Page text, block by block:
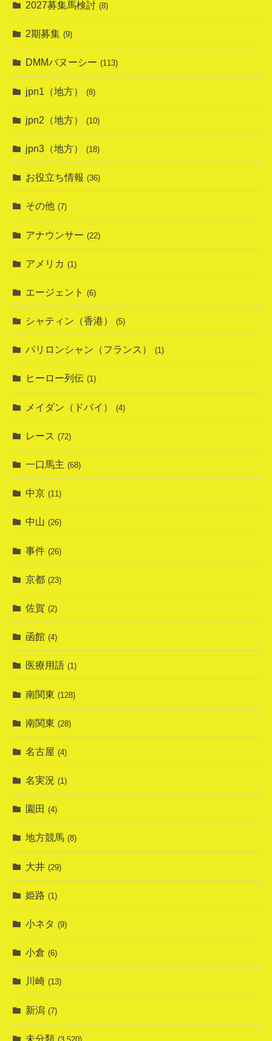
2027募集馬検討 (8)
2期募集 (9)
DMMバヌーシー (113)
jpn1（地方） (8)
jpn2（地方） (10)
jpn3（地方） (18)
お役立ち情報 (36)
その他 (7)
アナウンサー (22)
アメリカ (1)
エージェント (6)
シャティン（香港） (5)
パリロンシャン（フランス） (1)
ヒーロー列伝 (1)
メイダン（ドバイ） (4)
レース (72)
一口馬主 (68)
中京 (11)
中山 (26)
事件 (26)
京都 (23)
佐賀 (2)
函館 (4)
医療用語 (1)
南関東 (128)
南関東 (28)
名古屋 (4)
名実況 (1)
園田 (4)
地方競馬 (8)
大井 (29)
姫路 (1)
小ネタ (9)
小倉 (6)
川崎 (13)
新潟 (7)
未分類